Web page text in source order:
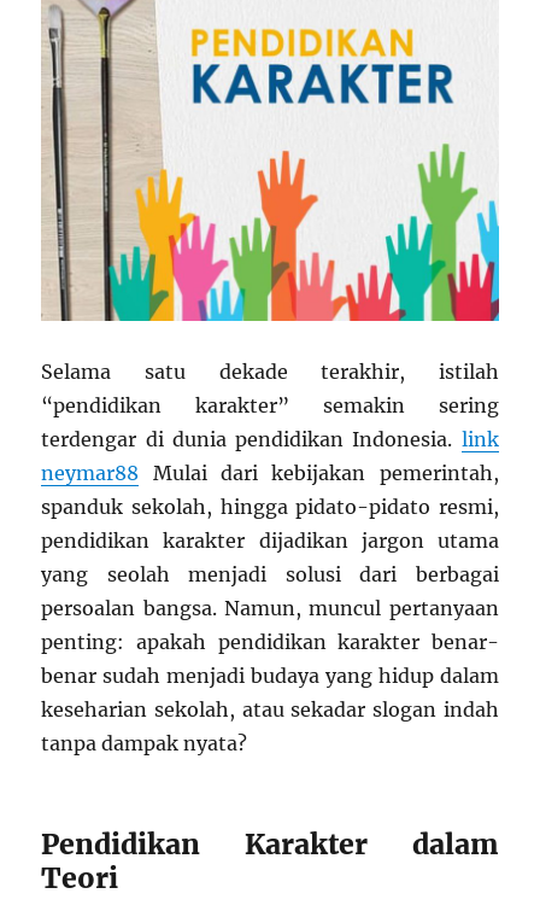
Selama satu dekade terakhir, istilah
“pendidikan karakter” semakin sering
terdengar di dunia pendidikan Indonesia. link
neymar88 Mulai dari kebijakan pemerintah,
spanduk sekolah, hingga pidato-pidato resmi,
pendidikan karakter dijadikan jargon utama
yang seolah menjadi solusi dari berbagai
persoalan bangsa. Namun, muncul pertanyaan
penting: apakah pendidikan karakter benar-
benar sudah menjadi budaya yang hidup dalam
keseharian sekolah, atau sekadar slogan indah
tanpa dampak nyata?
Pendidikan Karakter dalam
Teori